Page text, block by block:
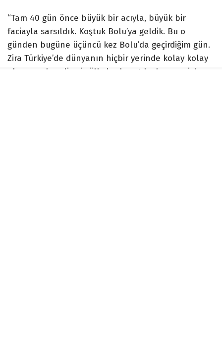
“Tam 40 gün önce büyük bir acıyla, büyük bir
faciayla sarsıldık. Koştuk Bolu’ya geldik. Bu o
günden bugüne üçüncü kez Bolu’da geçirdiğim gün.
Zira Türkiye’de dünyanın hiçbir yerinde kolay kolay
olmayacak, gelişmiş ülkelerde artık olmayan işler